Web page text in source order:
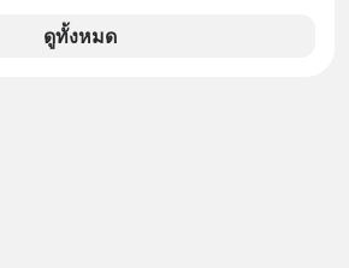
ติดตาม PodCast ช่อง Geek Forever’s
รู้ตัวเรา” จากช่องชื่อว่า UNHEARD
ดูทั้งหมด